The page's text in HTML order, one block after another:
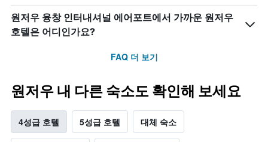
원저우 융창 인터내셔널 에어포트에서 가까운 원저우
호텔은 어디인가요?
FAQ 더 보기
원저우 내 다른 숙소도 확인해 보세요
4성급 호텔 5성급 호텔 대체 숙소